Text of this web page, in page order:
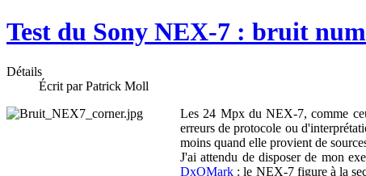
Test du Sony NEX-7 : bruit
Détails
Écrit par Patrick Moll
Les 24 Mpx du NEX-7, comme
erreurs de protocole ou
moins quand elle provient de
J'ai attendu de disposer de mon
DxOMark : le NEX-7 figure à la